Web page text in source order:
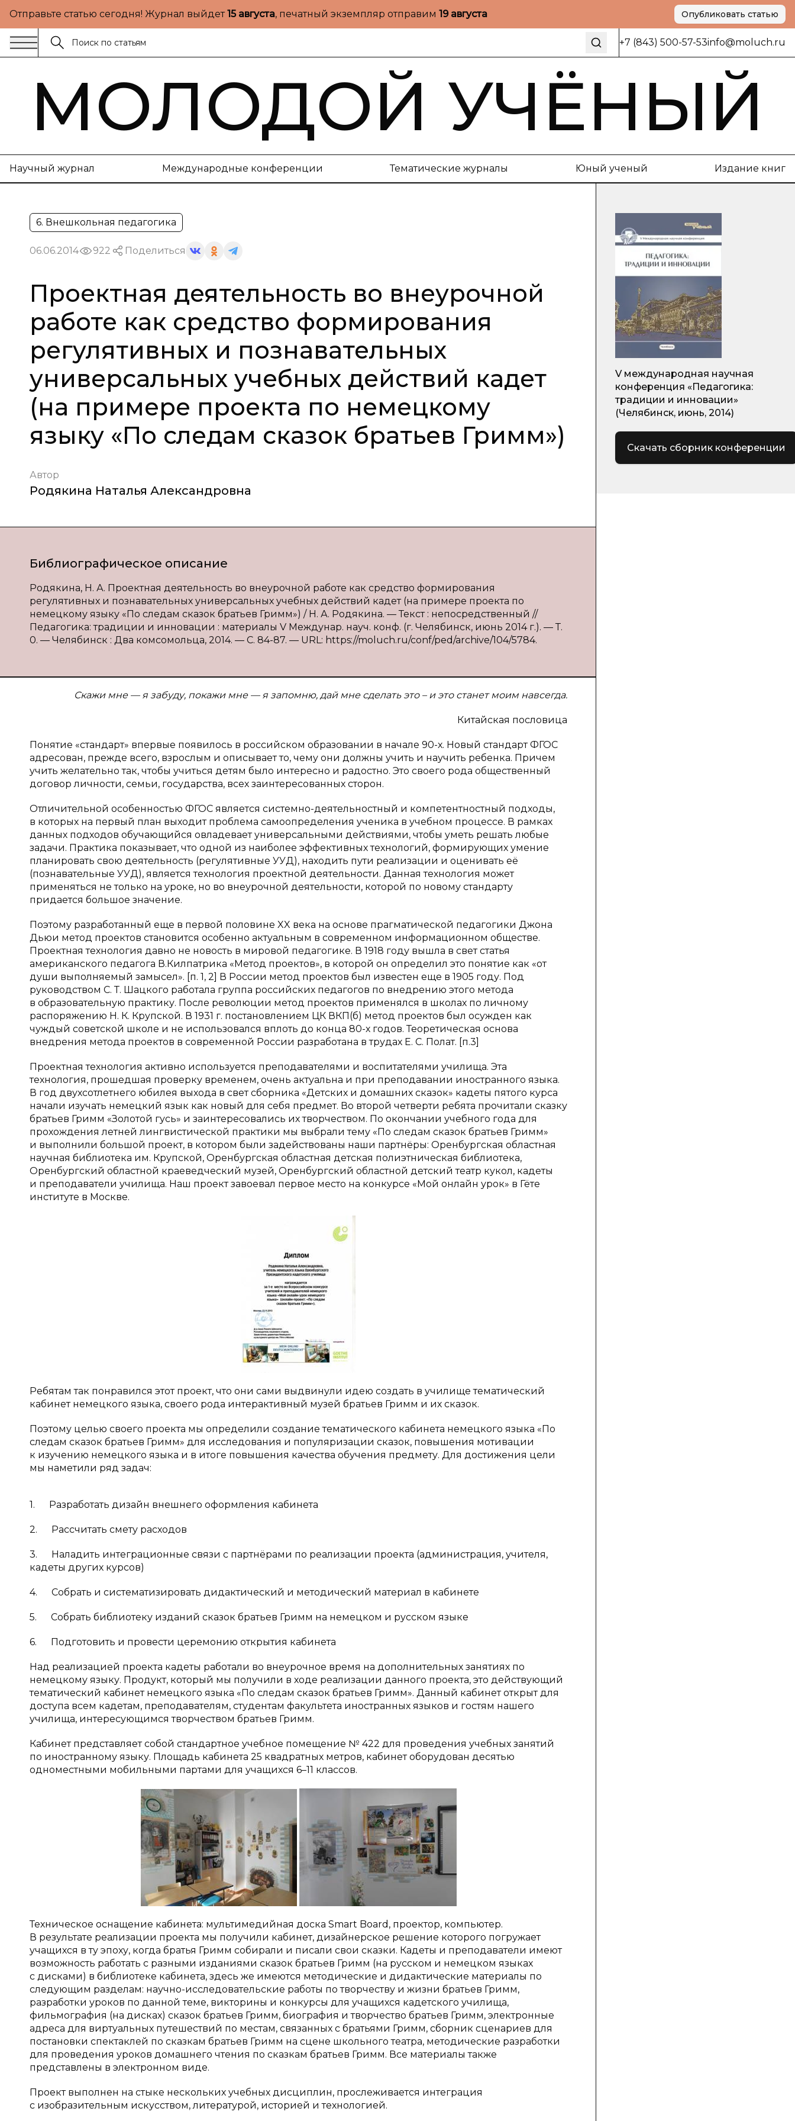
Отправьте статью сегодня! Журнал выйдет15 августа, печатный экземпляр отправим 19 августа Опубликовать статью
+7 (843) 500-57-53info@moluch.ru
МОЛОДОЙ УЧЁНЫЙ
Научный журнал Международные конференции Тематические журналы Юный ученый Издание книг
6. Внешкольная педагогика
06.06.2014 922 Поделиться
Проектная деятельность во внеурочной
работе как средство формирования
регулятивных и познавательных
универсальных учебных действий кадет
(на примере проекта по немецкому
языку «По следам сказок братьев Гримм»)
Автор
Родякина Наталья Александровна
Библиографическое описание
Родякина, Н. А. Проектная деятельность во внеурочной работе как средство формирования
регулятивных и познавательных универсальных учебных действий кадет (на примере проекта по
немецкому языку «По следам сказок братьев Гримм») / Н. А. Родякина. — Текст : непосредственный //
Педагогика: традиции и инновации : материалы V Междунар. науч. конф. (г. Челябинск, июнь 2014 г.). — Т.
0. — Челябинск : Два комсомольца, 2014. — С. 84-87. — URL: https://moluch.ru/conf/ped/archive/104/5784.
Скажи мне — я забуду, покажи мне — я запомню, дай мне сделать это – и это станет моим навсегда.
Китайская пословица
Понятие «стандарт» впервые появилось в российском образовании в начале 90-х. Новый стандарт ФГОС
адресован, прежде всего, взрослым и описывает то, чему они должны учить и научить ребенка. Причем
учить желательно так, чтобы учиться детям было интересно и радостно. Это своего рода общественный
договор личности, семьи, государства, всех заинтересованных сторон.
Отличительной особенностью ФГОС является системно-деятельностный и компетентностный подходы,
в которых на первый план выходит проблема самоопределения ученика в учебном процессе. В рамках
данных подходов обучающийся овладевает универсальными действиями, чтобы уметь решать любые
задачи. Практика показывает, что одной из наиболее эффективных технологий, формирующих умение
планировать свою деятельность (регулятивные УУД), находить пути реализации и оценивать её
(познавательные УУД), является технология проектной деятельности. Данная технология может
применяться не только на уроке, но во внеурочной деятельности, которой по новому стандарту
придается большое значение.
Поэтому разработанный еще в первой половине XX века на основе прагматической педагогики Джона
Дьюи метод проектов становится особенно актуальным в современном информационном обществе.
Проектная технология давно не новость в мировой педагогике. В 1918 году вышла в свет статья
американского педагога В.Килпатрика «Метод проектов», в которой он определил это понятие как «от
души выполняемый замысел». [п. 1, 2] В России метод проектов был известен еще в 1905 году. Под
руководством С. Т. Шацкого работала группа российских педагогов по внедрению этого метода
в образовательную практику. После революции метод проектов применялся в школах по личному
распоряжению Н. К. Крупской. В 1931 г. постановлением ЦК ВКП(б) метод проектов был осужден как
чуждый советской школе и не использовался вплоть до конца 80-х годов. Теоретическая основа
внедрения метода проектов в современной России разработана в трудах Е. С. Полат. [п.3]
Проектная технология активно используется преподавателями и воспитателями училища. Эта
технология, прошедшая проверку временем, очень актуальна и при преподавании иностранного языка.
В год двухсотлетнего юбилея выхода в свет сборника «Детских и домашних сказок» кадеты пятого курса
начали изучать немецкий язык как новый для себя предмет. Во второй четверти ребята прочитали сказку
братьев Гримм «Золотой гусь» и заинтересовались их творчеством. По окончании учебного года для
прохождения летней лингвистической практики мы выбрали тему «По следам сказок братьев Гримм»
и выполнили большой проект, в котором были задействованы наши партнёры: Оренбургская областная
научная библиотека им. Крупской, Оренбургская областная детская полиэтническая библиотека,
Оренбургский областной краеведческий музей, Оренбургский областной детский театр кукол, кадеты
и преподаватели училища. Наш проект завоевал первое место на конкурсе «Мой онлайн урок» в Гёте
институте в Москве.
Ребятам так понравился этот проект, что они сами выдвинули идею создать в училище тематический
кабинет немецкого языка, своего рода интерактивный музей братьев Гримм и их сказок.
Поэтому целью своего проекта мы определили создание тематического кабинета немецкого языка «По
следам сказок братьев Гримм» для исследования и популяризации сказок, повышения мотивации
к изучению немецкого языка и в итоге повышения качества обучения предмету. Для достижения цели
мы наметили ряд задач:
1. Разработать дизайн внешнего оформления кабинета
2. Рассчитать смету расходов
3. Наладить интеграционные связи с партнёрами по реализации проекта (администрация, учителя,
кадеты других курсов)
4. Собрать и систематизировать дидактический и методический материал в кабинете
5. Собрать библиотеку изданий сказок братьев Гримм на немецком и русском языке
6. Подготовить и провести церемонию открытия кабинета
Над реализацией проекта кадеты работали во внеурочное время на дополнительных занятиях по
немецкому языку. Продукт, который мы получили в ходе реализации данного проекта, это действующий
тематический кабинет немецкого языка «По следам сказок братьев Гримм». Данный кабинет открыт для
доступа всем кадетам, преподавателям, студентам факультета иностранных языков и гостям нашего
училища, интересующимся творчеством братьев Гримм.
Кабинет представляет собой стандартное учебное помещение № 422 для проведения учебных занятий
по иностранному языку. Площадь кабинета 25 квадратных метров, кабинет оборудован десятью
одноместными мобильными партами для учащихся 6–11 классов.
Техническое оснащение кабинета: мультимедийная доска Smart Board, проектор, компьютер.
В результате реализации проекта мы получили кабинет, дизайнерское решение которого погружает
учащихся в ту эпоху, когда братья Гримм собирали и писали свои сказки. Кадеты и преподаватели имеют
возможность работать с разными изданиями сказок братьев Гримм (на русском и немецком языках
с дисками) в библиотеке кабинета, здесь же имеются методические и дидактические материалы по
следующим разделам: научно-исследовательские работы по творчеству и жизни братьев Гримм,
разработки уроков по данной теме, викторины и конкурсы для учащихся кадетского училища,
фильмография (на дисках) сказок братьев Гримм, биография и творчество братьев Гримм, электронные
адреса для виртуальных путешествий по местам, связанных с братьями Гримм, сборник сценариев для
постановки спектаклей по сказкам братьев Гримм на сцене школьного театра, методические разработки
для проведения уроков домашнего чтения по сказкам братьев Гримм. Все материалы также
представлены в электронном виде.
Проект выполнен на стыке нескольких учебных дисциплин, прослеживается интеграция
с изобразительным искусством, литературой, историей и технологией.
V международная научная
конференция «Педагогика:
традиции и инновации»
(Челябинск, июнь, 2014)
Скачать сборник конференции